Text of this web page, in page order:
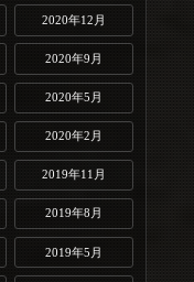
2020年12月
2020年9月
2020年5月
2020年2月
2019年11月
2019年8月
2019年5月